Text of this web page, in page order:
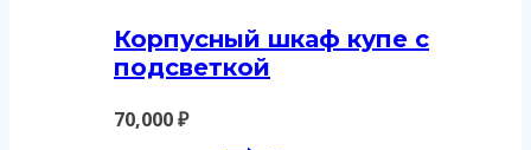
Корпусный шкаф купе с
подсветкой
70,000₽